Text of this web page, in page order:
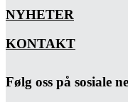
NYHETER
KONTAKT
Følg oss på sosiale